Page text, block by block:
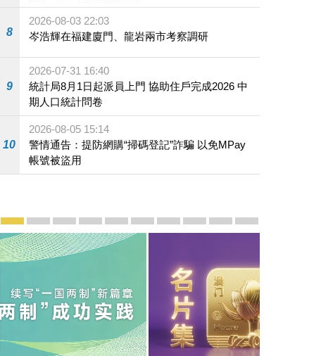
8
2026-08-03 22:03
岑浩輝在福建廈門、龍岩兩市考察調研
9
2026-07-31 16:40
統計局8月1日起派員上門 協助住戶完成2026 中
期人口統計問卷
10
2026-08-05 15:14
警情通告：提防網購“掃碼登記”詐騙 以免MPay
帳號被盜用
宣傳及推廣
賡續中葡傳統友誼 續寫“一國兩制”新篇章 — 澳門“一國
澳門名片集
行政長官岑浩輝11月18日發表2026年施政報
施政特寫澳門特別行政區經濟和社會發展第
橫琴粵澳深度合作區專題網站
施政小講堂
走進澳門澳門相簿2020
《澳门微视